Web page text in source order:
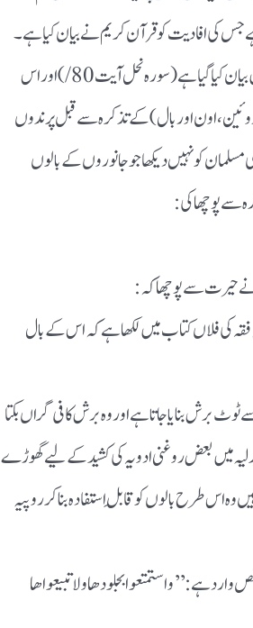
ہے جس کی افادیت کو قرآن کریم نے بیان کیا ہے۔
حتی کہ کھالوں کے ساتھ جانوروں کے بالوں کی افادیت کوبھی قرآن میں بیان کیاگیا ہے(سورہ نحل آیت 80/)اوراس
اور بال)کے تذکرہ سے قبل پرندوں
کونہیں دیکھا جوجانوروں کے بالوں
سے پوچھا کی:
سے پوچھا کہ:
کی فلاں کتاب میں لکھا ہے کہ اس کے بال
برش بنایاجاتاہے اور وہ برش کافی گراں بکتا
میں بعض روغنی ادویہ کی کشیدکے لیے گھوڑے
اس طرح بالوں کو قابلِ استفادہ بناکر روپیہ
ہے :’’واستمتعوابجلودھاولا تبیعواھا